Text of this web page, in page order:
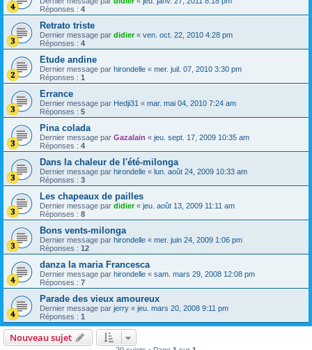
Réponses : 4
Retrato triste
Dernier message par didier« ven. oct. 22, 2010 4:28 pm
Réponses : 4
Etude andine
Dernier message par hirondelle « mer. juil. 07, 2010 3:30 pm
Réponses : 1
Errance
Dernier message par Hedji31 « mar. mai 04, 2010 7:24 am
Réponses : 5
Pina colada
Dernier message par Gazalain « jeu. sept. 17, 2009 10:35 am
Réponses : 4
Dans la chaleur de l'été-milonga
Dernier message par hirondelle « lun. août 24, 2009 10:33 am
Réponses : 3
Les chapeaux de pailles
Dernier message par didier« jeu. août 13, 2009 11:11 am
Réponses : 8
Bons vents-milonga
Dernier message par hirondelle « mer. juin 24, 2009 1:06 pm
Réponses : 12
danza la maria Francesca
Dernier message par hirondelle « sam. mars 29, 2008 12:08 pm
Réponses : 7
Parade des vieux amoureux
Dernier message par jerry « jeu. mars 20, 2008 9:11 pm
Réponses : 1
Nouveau sujet